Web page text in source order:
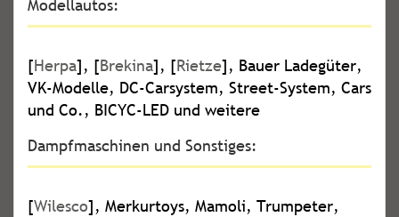
Modellautos:
[Herpa], [Brekina], [Rietze], Bauer Ladegüter,
VK-Modelle, DC-Carsystem, Street-System, Cars
und Co., BICYC-LED und weitere
Dampfmaschinen und Sonstiges:
[Wilesco], Merkurtoys, Mamoli, Trumpeter,